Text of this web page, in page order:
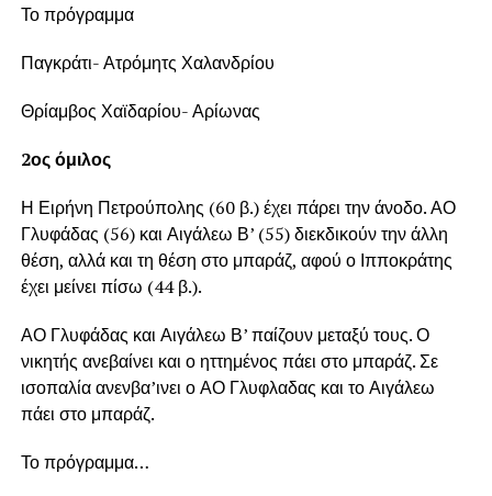
Το πρόγραμμα
Παγκράτι- Ατρόμητς Χαλανδρίου
Θρίαμβος Χαϊδαρίου- Αρίωνας
2ος όμιλος
Η Ειρήνη Πετρούπολης (60 β.) έχει πάρει την άνοδο. ΑΟ
Γλυφάδας (56) και Αιγάλεω Β’ (55) διεκδικούν την άλλη
θέση, αλλά και τη θέση στο μπαράζ, αφού ο Ιπποκράτης
έχει μείνει πίσω (44 β.).
ΑΟ Γλυφάδας και Αιγάλεω Β’ παίζουν μεταξύ τους. Ο
νικητής ανεβαίνει και ο ηττημένος πάει στο μπαράζ. Σε
ισοπαλία ανενβα’ινει ο ΑΟ Γλυφλαδας και το Αιγάλεω
πάει στο μπαράζ.
Το πρόγραμμα…